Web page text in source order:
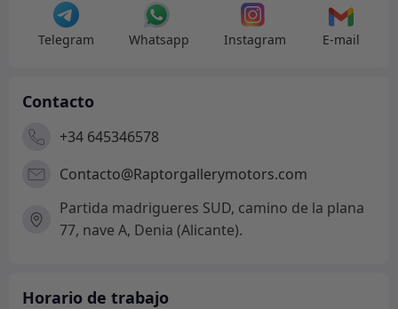
Telegram Whatsapp Instagram E-mail
Contacto
+34 645346578
Contacto@Raptorgallerymotors.com
Partida madrigueres SUD, camino de la plana
77, nave A, Denia (Alicante).
Horario de trabajo